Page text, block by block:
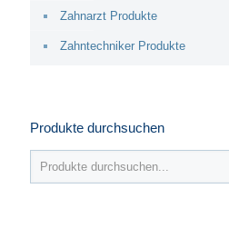
Zahnarzt Produkte
Zahntechniker Produkte
Produkte durchsuchen